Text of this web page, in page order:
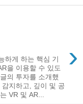
›
하게 하는 핵심 기
을 이용할 수 있도
의 투자를 소개했
지하고, 깊이 및 공
VR 및 AR...